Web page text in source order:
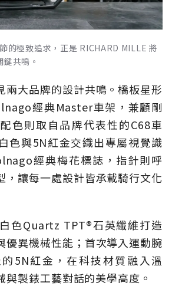
的極致追求，正是 RICHARD MILLE 將
共鳴。
兩大品牌的設計共鳴。橋板星形
經典Master車架，兼顧剛
色則取自品牌代表性的C68車
色與5N紅金交織出專屬視覺識
經典梅花標誌，指針則呼
，讓每一處設計皆承載騎行文化
色Quartz TPT®石英纖維打造
優異機械性能；首次導入運動腕
5N紅金，在科技材質融入溫
與製錶工藝對話的美學高度。